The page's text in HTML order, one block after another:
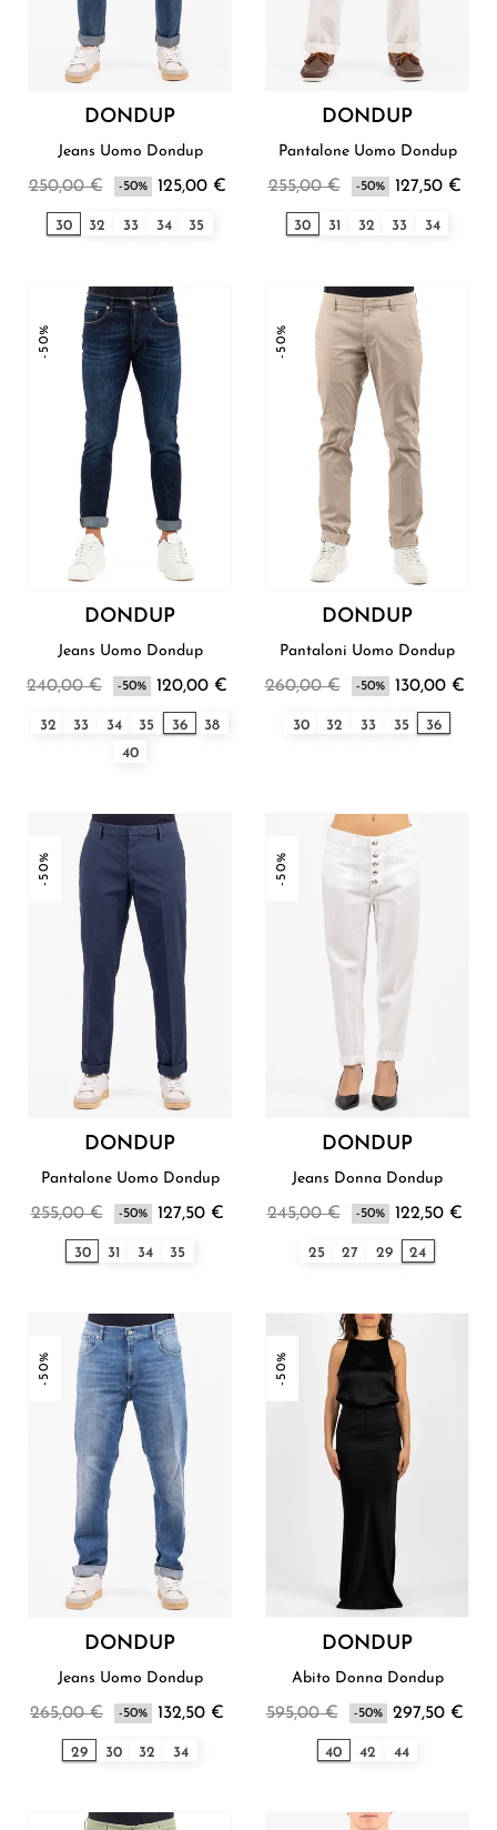
DONDUP
Jeans Uomo Dondup
250,00 € -50% 125,00 €
30 32 33 34 35
DONDUP
Pantalone Uomo Dondup
255,00 € -50% 127,50 €
30 31 32 33 34
-50%
DONDUP
Jeans Uomo Dondup
240,00 € -50% 120,00 €
32 33 34 35 36
38
40
-50%
DONDUP
Pantaloni Uomo Dondup
260,00 € -50% 130,00 €
30 32 33 35 36
-50%
DONDUP
Pantalone Uomo Dondup
255,00 € -50% 127,50 €
30 31 34 35
-50%
DONDUP
Jeans Donna Dondup
245,00 € -50% 122,50 €
25 27 29 24
-50%
DONDUP
Jeans Uomo Dondup
265,00 € -50% 132,50 €
29 30 32 34
-50%
DONDUP
Abito Donna Dondup
595,00 € -50% 297,50 €
40 42 44